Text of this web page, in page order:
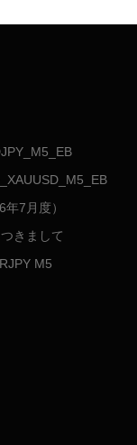
7月度）
きまして
M5